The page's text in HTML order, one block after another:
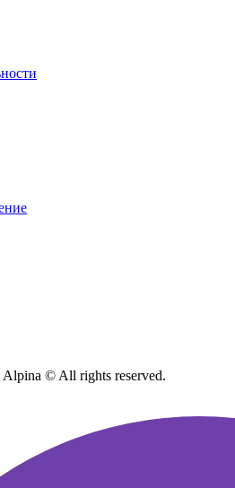
© All rights reserved.